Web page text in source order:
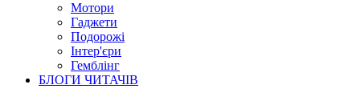
Мотори
Гаджети
Подорожі
Інтер'єри
Гемблінг
БЛОГИ ЧИТАЧІВ